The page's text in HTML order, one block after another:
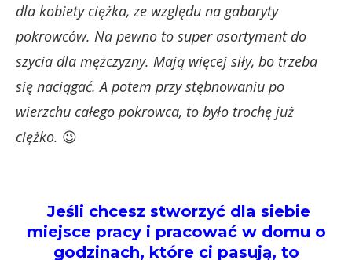
dla kobiety ciężka, ze względu na gabaryty
pokrowców. Na pewno to super asortyment do
szycia dla mężczyzny. Mają więcej siły, bo trzeba
się naciągać. A potem przy stębnowaniu po
wierzchu całego pokrowca, to było trochę już
ciężko. 😉
Jeśli chcesz stworzyć dla siebie
miejsce pracy i pracować w domu o
godzinach, które ci pasują, to